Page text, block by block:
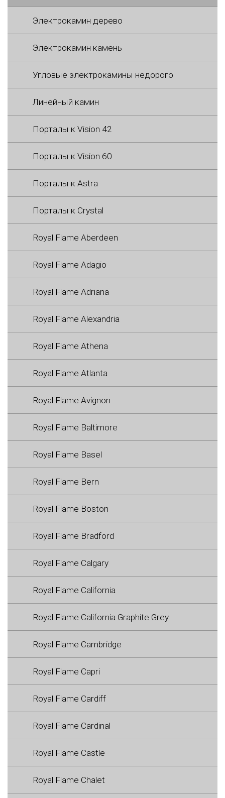
Электрокамин дерево
Электрокамин камень
Угловые электрокамины недорого
Линейный камин
Порталы к Vision 42
Порталы к Vision 60
Порталы к Astra
Порталы к Crystal
Royal Flame Aberdeen
Royal Flame Adagio
Royal Flame Adriana
Royal Flame Alexandria
Royal Flame Athena
Royal Flame Atlanta
Royal Flame Avignon
Royal Flame Baltimore
Royal Flame Basel
Royal Flame Bern
Royal Flame Boston
Royal Flame Bradford
Royal Flame Calgary
Royal Flame California
Royal Flame California Graphite Grey
Royal Flame Cambridge
Royal Flame Capri
Royal Flame Cardiff
Royal Flame Cardinal
Royal Flame Castle
Royal Flame Chalet